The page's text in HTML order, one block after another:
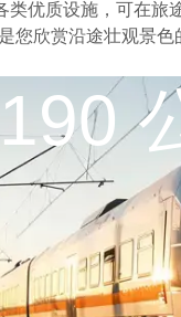
优质设施，可在
欣赏沿途壮观景
190